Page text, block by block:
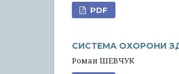
PDF
СИСТЕМА ОХОРОНИ
Роман ШЕВЧУК